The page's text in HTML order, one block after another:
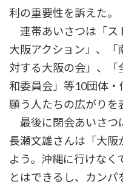
利の重要性を訴えた。
連帯あいさつは「ス
大阪アクション」、「
対する大阪の会」、
和委員会」等10団体
願う人たちの広がりを
最後に閉会あいさつ
長瀬文雄さんは「大阪
よう。沖縄に行けなく
とはできるし、カンパ